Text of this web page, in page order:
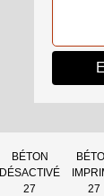
BÉTON
DÉSACTIVÉ
27
27